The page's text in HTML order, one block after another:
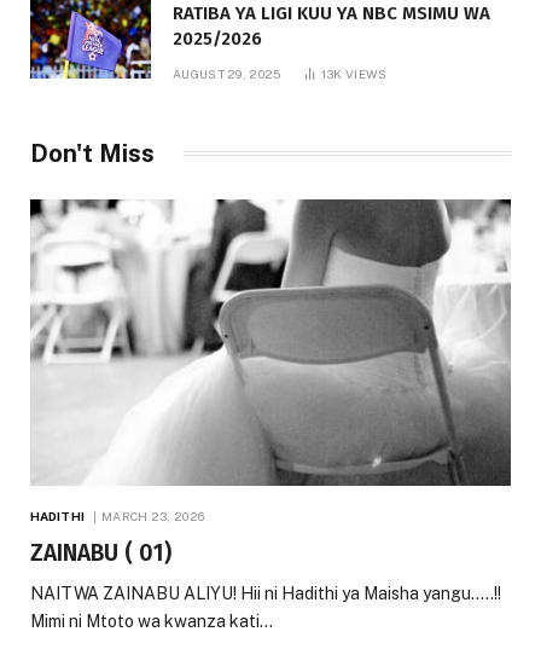
RATIBA YA LIGI KUU YA NBC MSIMU WA
2025/2026
AUGUST 29, 2025 13KVIEWS
Don't Miss
HADITHI MARCH 23, 2026
ZAINABU ( 01)
NAITWA ZAINABU ALIYU! Hii ni Hadithi ya Maisha yangu…..!!
Mimi ni Mtoto wa kwanza kati…